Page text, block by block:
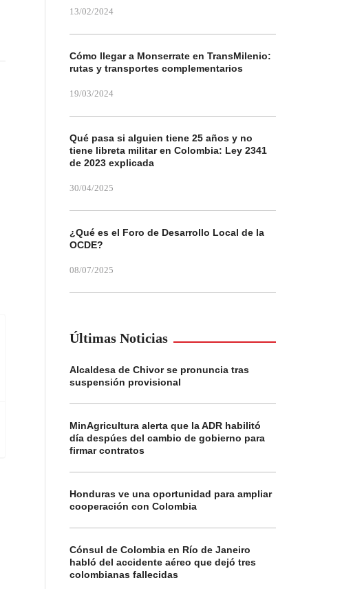
13/02/2024
Cómo llegar a Monserrate en TransMilenio:
rutas y transportes complementarios
19/03/2024
Qué pasa si alguien tiene 25 años y no
tiene libreta militar en Colombia: Ley 2341
de 2023 explicada
30/04/2025
¿Qué es el Foro de Desarrollo Local de la
OCDE?
08/07/2025
Últimas Noticias
Alcaldesa de Chivor se pronuncia tras
suspensión provisional
MinAgricultura alerta que la ADR habilitó
día despúes del cambio de gobierno para
firmar contratos
Honduras ve una oportunidad para ampliar
cooperación con Colombia
Cónsul de Colombia en Río de Janeiro
habló del accidente aéreo que dejó tres
colombianas fallecidas